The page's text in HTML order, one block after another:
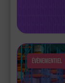
Évènementiel